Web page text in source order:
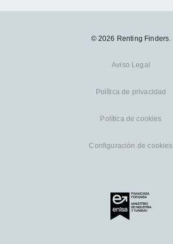
© 2026 Renting Finders.
Aviso Legal
Política de privacidad
Política de cookies
Configuración de cookies